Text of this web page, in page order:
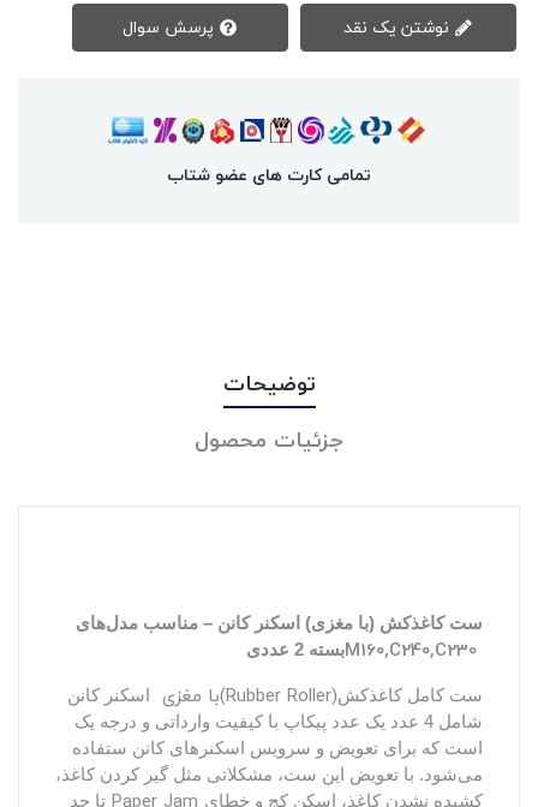
تمامی کارت های عضو شتاب
توضیحات
جزئیات محصول
ست کاغذکش (با مغزی) اسکنر کانن – مناسب مدل‌های
M160,C240,C230بسته 2 عددی
ست کامل کاغذکشبا مغزی(Rubber Roller)
اسکنر کانن
شامل 4
عدد یک عدد پیکاپ با کیفیت وارداتی و درجه یک
است که برای تعویض و سرویس اسکنرهای کانن ستفاده
می‌شود. با تعویض این ست، مشکلاتی مثل گیر کردن کاغذ،
کشیده نشدن کاغذ، اسکن کج و خطای
تا حد